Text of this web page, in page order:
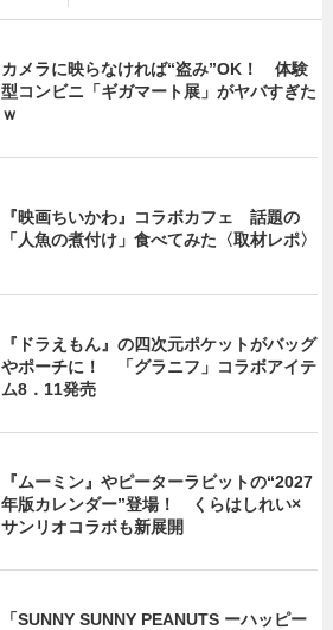
カメラに映らなければ“盗み”OK！ 体験
型コンビニ「ギガマート展」がヤバすぎた
ｗ
『映画ちいかわ』コラボカフェ 話題の
「人魚の煮付け」食べてみた〈取材レポ〉
『ドラえもん』の四次元ポケットがバッグ
やポーチに！ 「グラニフ」コラボアイテ
ム8．11発売
『ムーミン』やピーターラビットの“2027
年版カレンダー”登場！ くらはしれい×
サンリオコラボも新展開
「SUNNY SUNNY PEANUTS ーハッピー